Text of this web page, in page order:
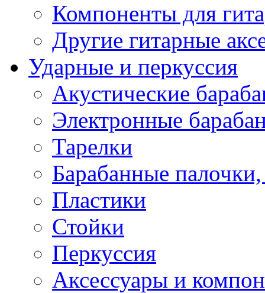
Компоненты для
Другие гитарные
Ударные и перкуссия
Акустические
Электронные
Тарелки
Барабанные
Пластики
Стойки
Перкуссия
Аксессуары и